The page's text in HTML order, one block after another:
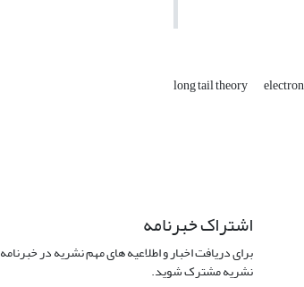
long tail theory
اشتراک خبرنامه
برای دریافت اخبار و اطلاعیه های مهم نشریه در خبرنامه
نشریه مشترک شوید.